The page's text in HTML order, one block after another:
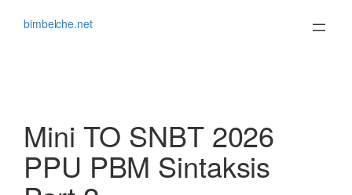
bimbelche.net
Mini TO SNBT 2026
PPU PBM Sintaksis